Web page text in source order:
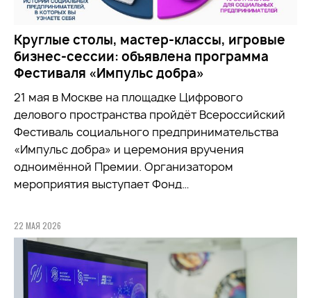
Круглые столы, мастер-классы, игровые
бизнес-сессии: объявлена программа
Фестиваля «Импульс добра»
21 мая в Москве на площадке Цифрового
делового пространства пройдёт Всероссийский
Фестиваль социального предпринимательства
«Импульс добра» и церемония вручения
одноимённой Премии. Организатором
мероприятия выступает Фонд…
22 МАЯ 2026